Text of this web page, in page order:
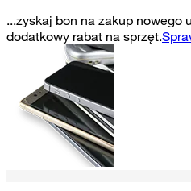
...zyskaj bon na zakup nowego
dodatkowy rabat na sprzęt.